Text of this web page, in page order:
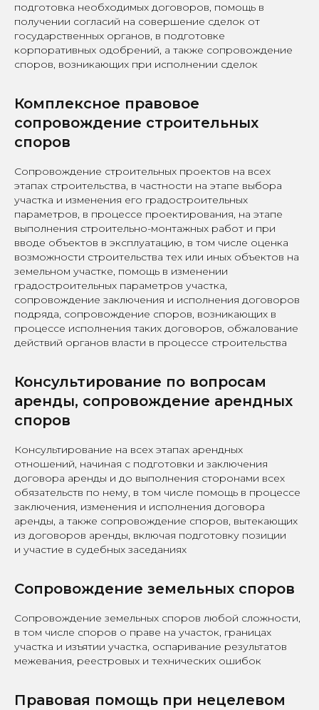
подготовка необходимых договоров, помощь в
получении согласий на совершение сделок от
государственных органов, в подготовке
корпоративных одобрений, а также сопровождение
споров, возникающих при исполнении сделок
Комплексное правовое
сопровождение строительных
споров
Сопровождение строительных проектов на всех
этапах строительства, в частности на этапе выбора
участка и изменения его градостроительных
параметров, в процессе проектирования, на этапе
выполнения строительно-монтажных работ и при
вводе объектов в эксплуатацию, в том числе оценка
возможности строительства тех или иных объектов на
земельном участке, помощь в изменении
градостроительных параметров участка,
сопровождение заключения и исполнения договоров
подряда, сопровождение споров, возникающих в
процессе исполнения таких договоров, обжалование
действий органов власти в процессе строительства
Консультирование по вопросам
аренды, сопровождение арендных
споров
Консультирование на всех этапах арендных
отношений, начиная с подготовки и заключения
договора аренды и до выполнения сторонами всех
обязательств по нему, в том числе помощь в процессе
заключения, изменения и исполнения договора
аренды, а также сопровождение споров, вытекающих
из договоров аренды, включая подготовку позиции
и участие в судебных заседаниях
Сопровождение земельных споров
Сопровождение земельных споров любой сложности,
в том числе споров о праве на участок, границах
участка и изъятии участка, оспаривание результатов
межевания, реестровых и технических ошибок
Правовая помощь при нецелевом